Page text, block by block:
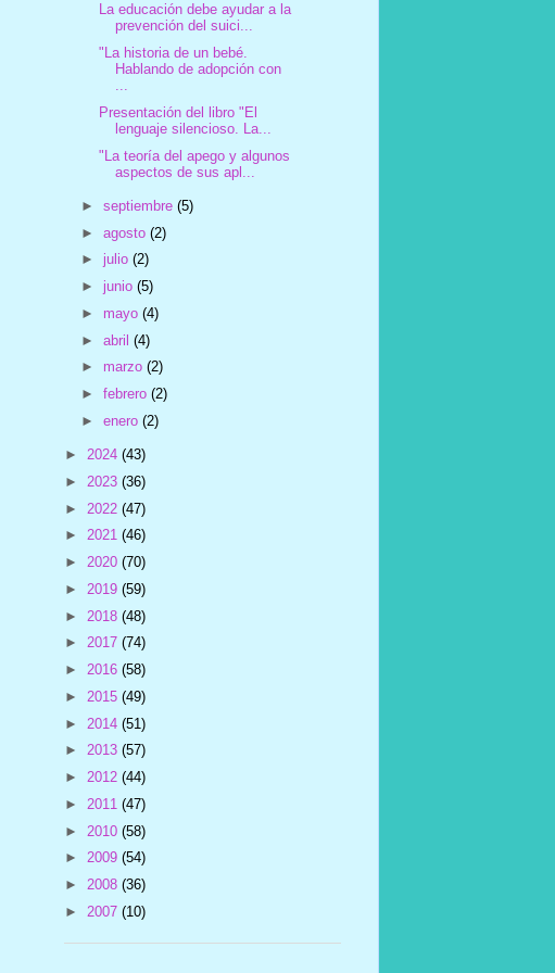
La educación debe ayudar a la
prevención del suici...
"La historia de un bebé.
Hablando de adopción con
...
Presentación del libro "El
lenguaje silencioso. La...
"La teoría del apego y algunos
aspectos de sus apl...
►septiembre(5)
►agosto(2)
►julio(2)
►junio(5)
► mayo(4)
►abril(4)
► marzo(2)
►febrero(2)
►enero(2)
► 2024 (43)
► 2023 (36)
► 2022 (47)
► 2021 (46)
► 2020 (70)
► 2019 (59)
► 2018 (48)
► 2017 (74)
► 2016 (58)
► 2015 (49)
► 2014 (51)
► 2013 (57)
► 2012 (44)
► 2011 (47)
► 2010 (58)
► 2009 (54)
► 2008 (36)
► 2007 (10)